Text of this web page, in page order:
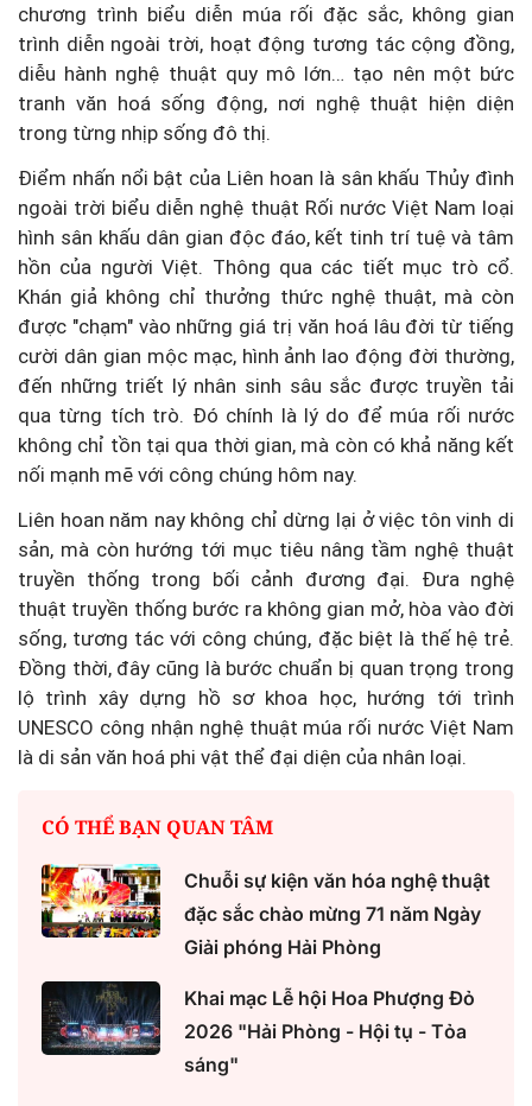
chương trình biểu diễn múa rối đặc sắc, không gian
trình diễn ngoài trời, hoạt động tương tác cộng đồng,
diễu hành nghệ thuật quy mô lớn… tạo nên một bức
tranh văn hoá sống động, nơi nghệ thuật hiện diện
trong từng nhịp sống đô thị.
Điểm nhấn nổi bật của Liên hoan là sân khấu Thủy đình
ngoài trời biểu diễn nghệ thuật Rối nước Việt Nam loại
hình sân khấu dân gian độc đáo, kết tinh trí tuệ và tâm
hồn của người Việt. Thông qua các tiết mục trò cổ.
Khán giả không chỉ thưởng thức nghệ thuật, mà còn
được "chạm" vào những giá trị văn hoá lâu đời từ tiếng
cười dân gian mộc mạc, hình ảnh lao động đời thường,
đến những triết lý nhân sinh sâu sắc được truyền tải
qua từng tích trò. Đó chính là lý do để múa rối nước
không chỉ tồn tại qua thời gian, mà còn có khả năng kết
nối mạnh mẽ với công chúng hôm nay.
Liên hoan năm nay không chỉ dừng lại ở việc tôn vinh di
sản, mà còn hướng tới mục tiêu nâng tầm nghệ thuật
truyền thống trong bối cảnh đương đại. Đưa nghệ
thuật truyền thống bước ra không gian mở, hòa vào đời
sống, tương tác với công chúng, đặc biệt là thế hệ trẻ.
Đồng thời, đây cũng là bước chuẩn bị quan trọng trong
lộ trình xây dựng hồ sơ khoa học, hướng tới trình
UNESCO công nhận nghệ thuật múa rối nước Việt Nam
là di sản văn hoá phi vật thể đại diện của nhân loại.
CÓ THỂ BẠN QUAN TÂM
Chuỗi sự kiện văn hóa nghệ thuật
đặc sắc chào mừng 71 năm Ngày
Giải phóng Hải Phòng
Khai mạc Lễ hội Hoa Phượng Đỏ
2026 "Hải Phòng - Hội tụ - Tỏa
sáng"